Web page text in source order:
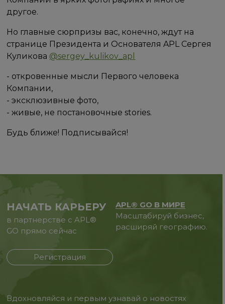
другое.
Но главные сюрпризы вас, конечно, ждут на
странице Президента и Основателя APL Сергея
Куликова @sergey_kulikov_apl
- откровенные мысли Первого человека
Компании,
- эксклюзивные фото,
- живые, не постановочные stories.
Будь ближе! Подписывайся!
НАЧАТЬ КАРЬЕРУ
в партнерстве с APL®
GO прямо сейчас
Регистрация
APL® GO В МИРЕ
Масштабируй бизнес,
расширяй географию.
Вдохновляйся и первым узнавай о новостях